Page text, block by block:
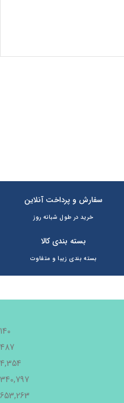
سفارش و پرداخت آنلاین
خرید در طول شبانه روز
بسته بندی کالا
بسته بندی زیبا و متفاوت
140
487
4,354
340,797
653,263